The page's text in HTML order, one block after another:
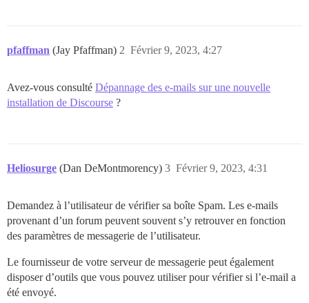
pfaffman (Jay Pfaffman) Février 9, 2023, 4:27
2
Avez-vous consulté Dépannage des e-mails sur une nouvelle
installation de Discourse ?
Heliosurge (Dan DeMontmorency) Février 9, 2023, 4:31
3
Demandez à l’utilisateur de vérifier sa boîte Spam. Les e-mails
provenant d’un forum peuvent souvent s’y retrouver en fonction
des paramètres de messagerie de l’utilisateur.
Le fournisseur de votre serveur de messagerie peut également
disposer d’outils que vous pouvez utiliser pour vérifier si l’e-mail a
été envoyé.